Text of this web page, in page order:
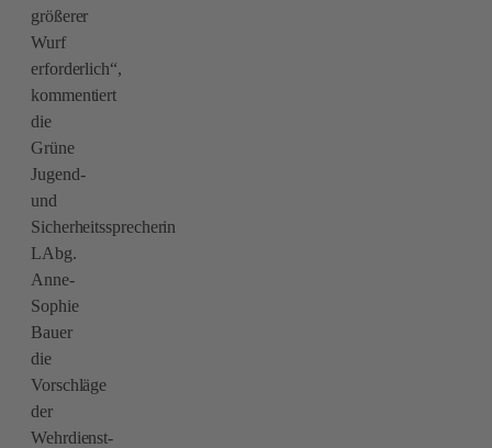
größerer
Wurf
erforderlich“,
kommentiert
die
Grüne
Jugend-
und
Sicherheitssprecherin
LAbg.
Anne-
Sophie
Bauer
die
Vorschläge
der
Wehrdienst-